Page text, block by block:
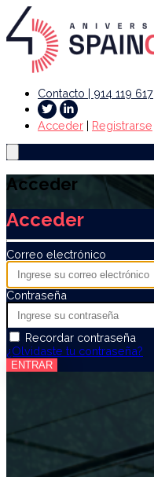
Contacto | 914 119 617
Acceder | Registrarse
Acceder
Acceder
Correo electrónico
Contraseña
Recordar contraseña
¿Olvidaste tu contraseña?
ENTRAR